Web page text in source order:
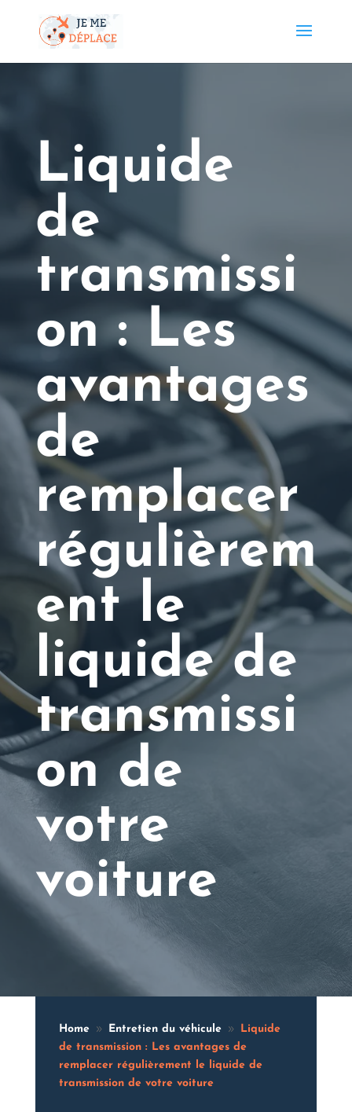
Liquide
de
transmissi
on : Les
avantages
de
remplacer
régulièrem
ent le
liquide de
transmissi
on de
votre
voiture
Home 9 Entretien du véhicule 9
Liquide
de transmission : Les avantages de
remplacer régulièrement le liquide de
transmission de votre voiture